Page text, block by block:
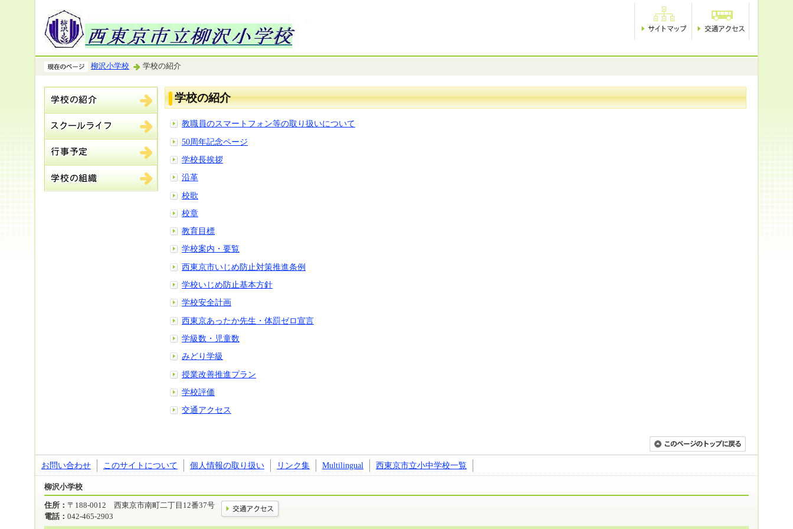
柳沢小学校 学校の紹介
学校の紹介
教職員のスマートフォン等の取り扱いについて
50周年記念ページ
学校長挨拶
沿革
校歌
校章
教育目標
学校案内・要覧
西東京市いじめ防止対策推進条例
学校いじめ防止基本方針
学校安全計画
西東京あったか先生・体罰ゼロ宣言
学級数・児童数
みどり学級
授業改善推進プラン
学校評価
交通アクセス
お問い合わせ このサイトについて 個人情報の取り扱い リンク集 Multilingual 西東京市立小中学校一覧
柳沢小学校
住所： 〒188-0012 西東京市南町二丁目12番37号
電話： 042-465-2903